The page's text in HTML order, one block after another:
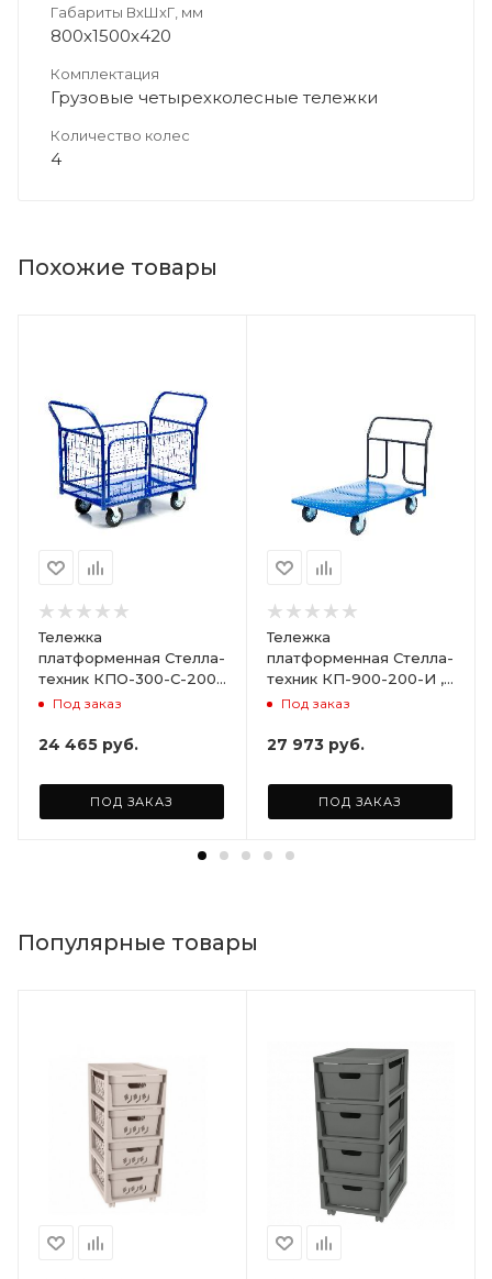
Габариты ВхШхГ, мм
800х1500х420
Комплектация
Грузовые четырехколесные тележки
Количество колес
4
Похожие товары
Тележка
платформенная Стелла-
техник КПО-300-С-200-
И , с бортами,
Под заказ
24 465 руб.
ПОД ЗАКАЗ
Тележка
платформенная Стелла-
техник КП-900-200-И ,
800х1500мм
Под заказ
27 973 руб.
ПОД ЗАКАЗ
Популярные товары